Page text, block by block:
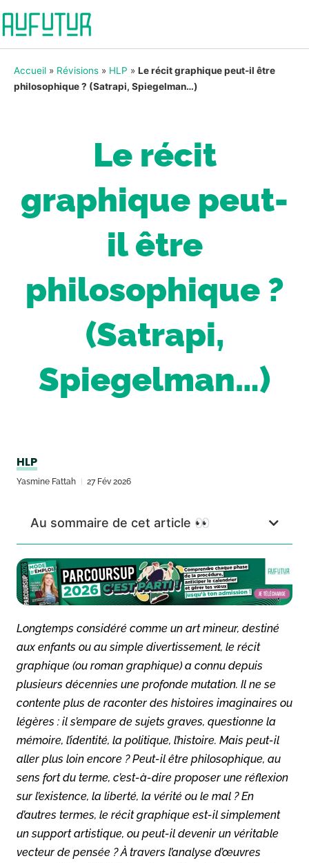
Accueil » Révisions » HLP » Le récit graphique peut-il être
philosophique ? (Satrapi, Spiegelman…)
Le récit
graphique peut-
il être
philosophique ?
(Satrapi,
Spiegelman…)
HLP
Yasmine Fattah 27 Fév 2026
Au sommaire de cet article 👀
Longtemps considéré comme un art mineur, destiné
aux enfants ou au simple divertissement, le récit
graphique (ou roman graphique) a connu depuis
plusieurs décennies une profonde mutation. Il ne se
contente plus de raconter des histoires imaginaires ou
légères : il s’empare de sujets graves, questionne la
mémoire, l’identité, la politique, l’histoire. Mais peut-il
aller plus loin encore ? Peut-il être philosophique, au
sens fort du terme, c’est-à-dire proposer une réflexion
sur l’existence, la liberté, la vérité ou le mal ? En
d’autres termes, le récit graphique est-il simplement
un support artistique, ou peut-il devenir un véritable
vecteur de pensée ? À travers l’analyse d’œuvres